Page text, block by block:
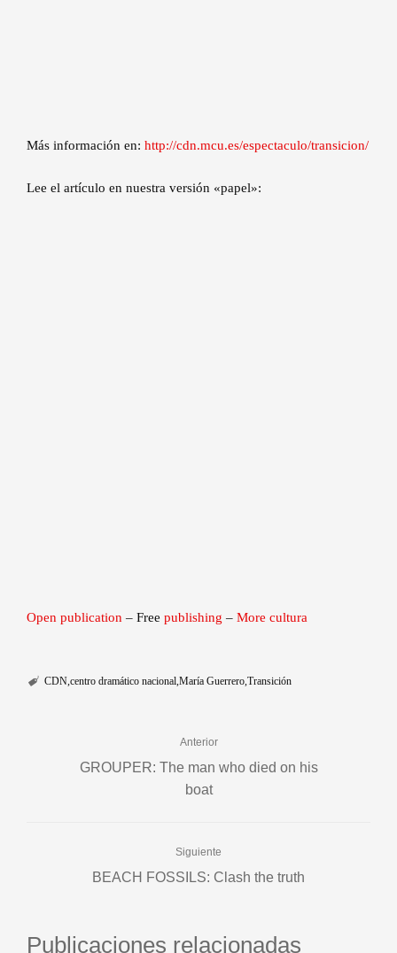
Más información en: http://cdn.mcu.es/espectaculo/transicion/
Lee el artículo en nuestra versión «papel»:
Open publication – Free publishing – More cultura
CDN centro dramático nacional María Guerrero Transición
Anterior
GROUPER: The man who died on his
boat
Siguiente
BEACH FOSSILS: Clash the truth
Publicaciones relacionadas